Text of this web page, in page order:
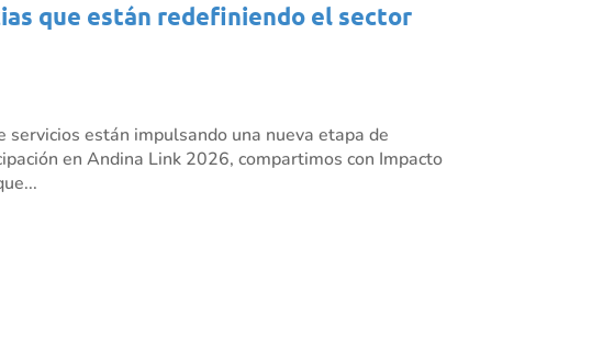
que están redefiniendo el sector
están impulsando una nueva etapa de
en Andina Link 2026, compartimos con Impacto